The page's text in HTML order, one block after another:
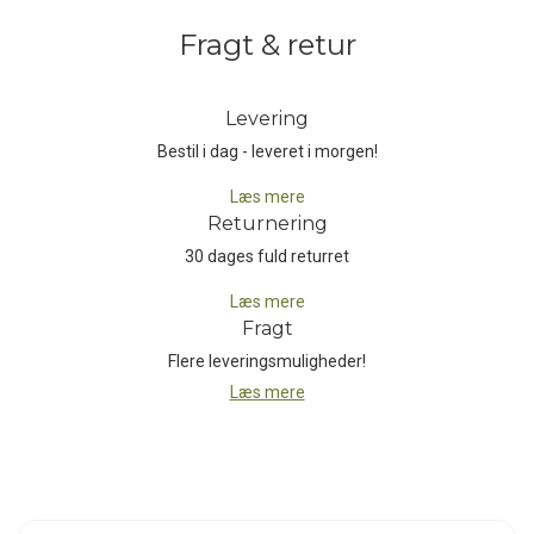
funktionalitet med et fokus på bæredygtighed, hvilket gør den til et
fremragende valg for udendørsentusiaster, der søger en let, varm
Mærkets navn stammer fra Cotopaxi-vulkanen i Ecuador, et
symbol på modstandsdygtighed og naturens skønhed. Denne
forbindelse til naturen er en central del af Cotopaxis identitet. Fra
betyder, at hvert produkt er designet med tanke på både socialt og
miljømæssigt ansvar. Cotopaxi arbejder tæt sammen med
Fragt & retur
Levering
Bestil i dag - leveret i morgen!
Læs mere
Returnering
30 dages fuld returret
Læs mere
Fragt
Flere leveringsmuligheder!
Læs mere